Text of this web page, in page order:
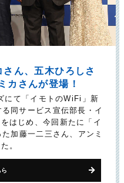
ん、五木ひろしさ
カさんが登場！
にて「イモトのWiFi」新
同サービス宣伝部長・イ
はじめ、今回新たに「イ
加藤一二三さん、アンミ
。